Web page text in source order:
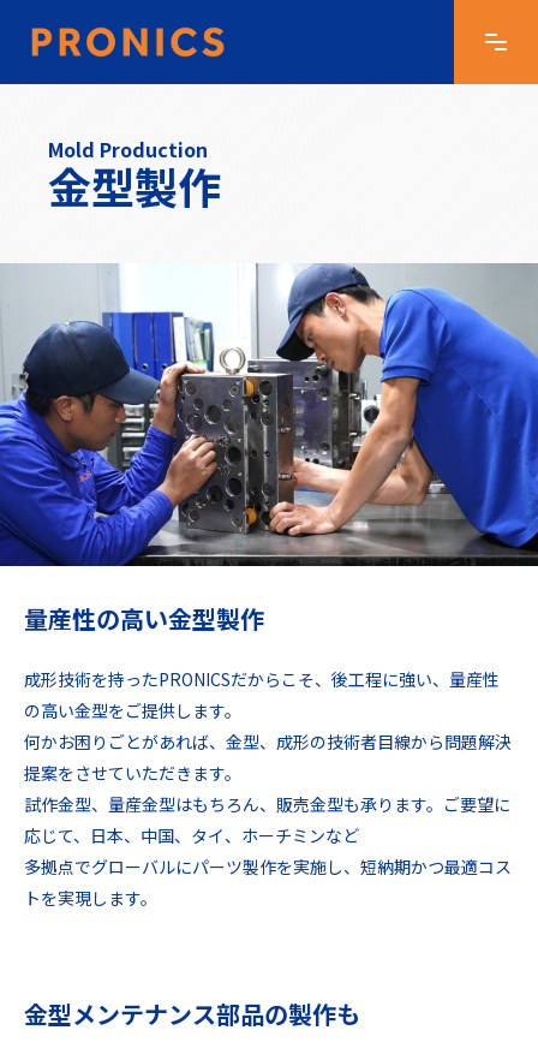
Mold Production
金型製作
量産性の高い金型製作
成形技術を持ったPRONICSだからこそ、後工程に強い、量産性
の高い金型をご提供します。
何かお困りごとがあれば、金型、成形の技術者目線から問題解決
提案をさせていただきます。
試作金型、量産金型はもちろん、販売金型も承ります。ご要望に
応じて、日本、中国、タイ、ホーチミンなど
多拠点でグローバルにパーツ製作を実施し、短納期かつ最適コス
トを実現します。
金型メンテナンス部品の製作も